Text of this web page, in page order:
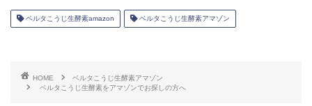
ベルタこうじ生酵素amazon ベルタこうじ生酵素アマゾン
HOME
ベルタこうじ生酵素アマゾン
ベルタこうじ生酵素をアマゾンでお探しの方へ